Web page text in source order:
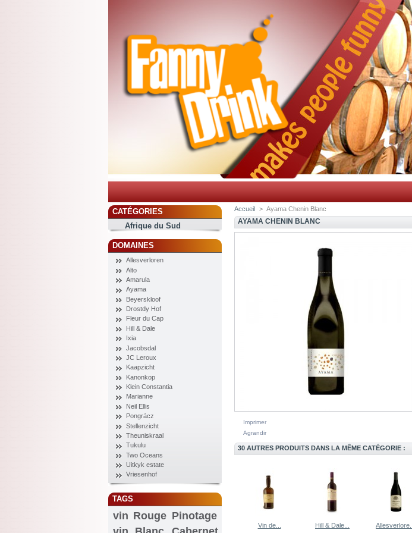
CATÉGORIES
Afrique du Sud
DOMAINES
Allesverloren
Alto
Amarula
Ayama
Beyerskloof
Drostdy Hof
Fleur du Cap
Hill & Dale
Ixia
Jacobsdal
JC Leroux
Kaapzicht
Kanonkop
Klein Constantia
Marianne
Neil Ellis
Pongrácz
Stellenzicht
Theuniskraal
Tukulu
Two Oceans
Uitkyk estate
Vriesenhof
TAGS
vin Rouge Pinotage
Accueil > Ayama Chenin Blanc
AYAMA CHENIN BLANC
Imprimer
Agrandir
30 AUTRES PRODUITS DANS LA MÊME CATÉGORIE :
Vin de... Hill & Dale... Allesverlore...